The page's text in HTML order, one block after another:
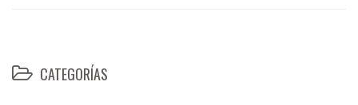
CATEGORÍAS